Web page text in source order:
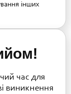
інших
час для
виникнення